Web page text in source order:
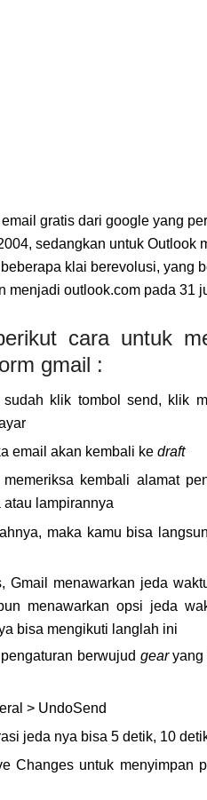
gratis dari google yang
sedangkan untuk Outlook
klai berevolusi, yang
menjadi outlook.com pada 31
cara untuk
gmail :
klik tombol send, klik
email akan kembali ke draft
kembali alamat
lampirannya
maka kamu bisa
Gmail menawarkan jeda
menawarkan opsi jeda
bisa mengikuti langlah ini
berwujud gearyang
> UndoSend
jeda nya bisa 5 detik, 10
Changes untuk menyimpan